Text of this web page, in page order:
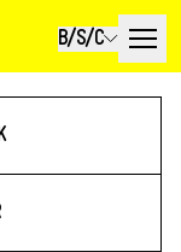
B/S/C